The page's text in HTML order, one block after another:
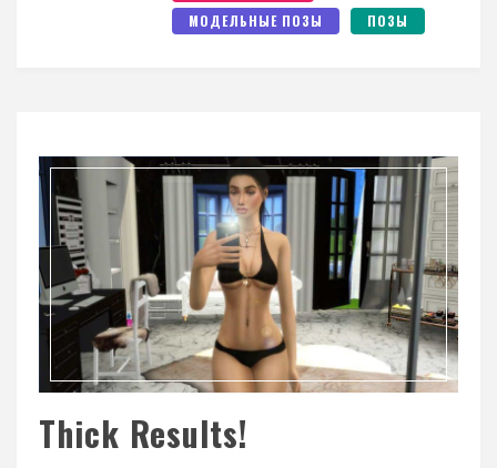
МОДЕЛЬНЫЕ ПОЗЫ
ПОЗЫ
Thick Results!